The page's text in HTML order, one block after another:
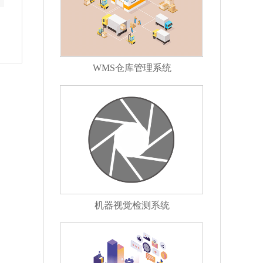
WMS仓库管理系统
机器视觉检测系统